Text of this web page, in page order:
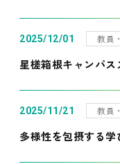
2025/12/01 教員
星槎箱根キャンパ
2025/11/21 教員
多様性を包摂する